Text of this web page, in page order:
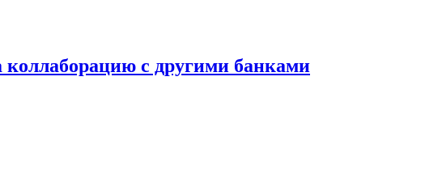
с другими банками